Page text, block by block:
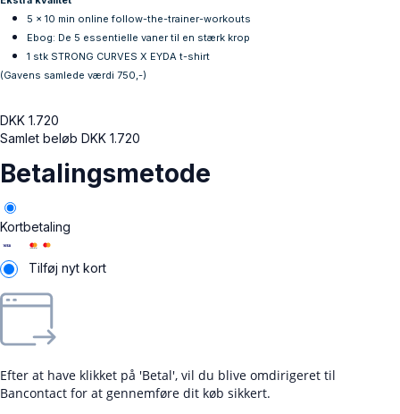
5 x 10 min online follow-the-trainer-workouts
Ebog: De 5 essentielle vaner til en stærk krop
1 stk STRONG CURVES X EYDA t-shirt
(Gavens samlede værdi 750,-)
DKK 1.720
Samlet beløb DKK 1.720
Betalingsmetode
Kortbetaling
Tilføj nyt kort
Efter at have klikket på 'Betal', vil du blive omdirigeret til
Bancontact for at gennemføre dit køb sikkert.